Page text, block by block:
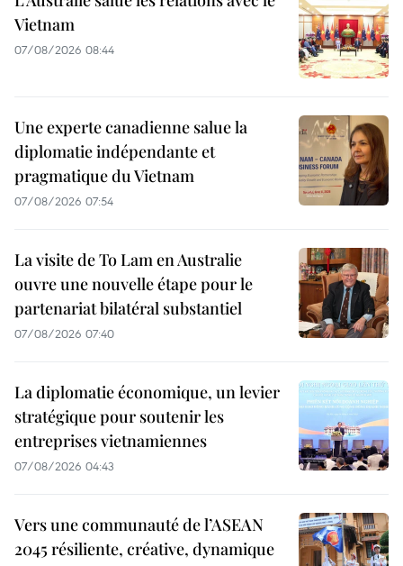
Vietnam
07/08/2026 08:44
Une experte canadienne salue la
diplomatie indépendante et
pragmatique du Vietnam
07/08/2026 07:54
La visite de To Lam en Australie
ouvre une nouvelle étape pour le
partenariat bilatéral substantiel
07/08/2026 07:40
La diplomatie économique, un levier
stratégique pour soutenir les
entreprises vietnamiennes
07/08/2026 04:43
Vers une communauté de l’ASEAN
2045 résiliente, créative, dynamique